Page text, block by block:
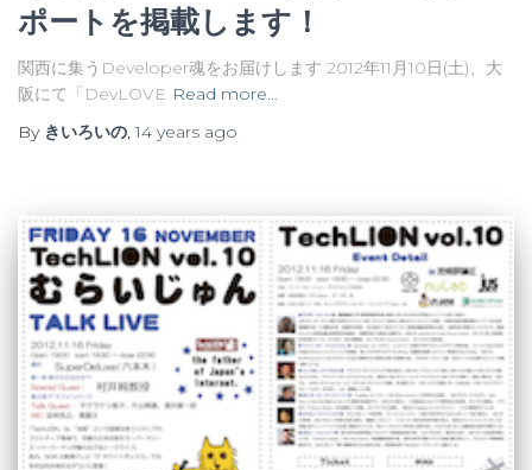
ポートを掲載します！
関西に集うDeveloper魂をお届けします 2012年11月10日(土)、大
阪にて「DevLOVE Read more…
By きいろいの,14 years ago